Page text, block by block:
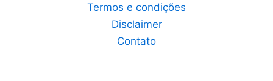
Termos e condições
Disclaimer
Contato